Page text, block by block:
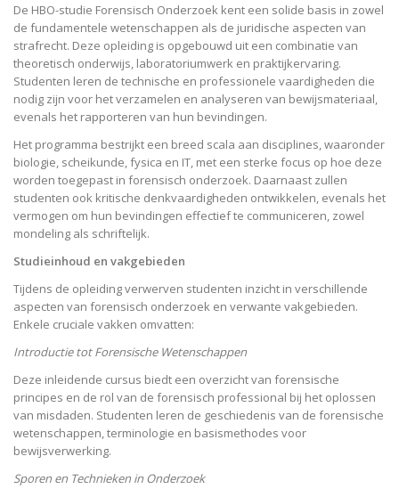
De HBO-studie Forensisch Onderzoek kent een solide basis in zowel
de fundamentele wetenschappen als de juridische aspecten van
strafrecht. Deze opleiding is opgebouwd uit een combinatie van
theoretisch onderwijs, laboratoriumwerk en praktijkervaring.
Studenten leren de technische en professionele vaardigheden die
nodig zijn voor het verzamelen en analyseren van bewijsmateriaal,
evenals het rapporteren van hun bevindingen.
Het programma bestrijkt een breed scala aan disciplines, waaronder
biologie, scheikunde, fysica en IT, met een sterke focus op hoe deze
worden toegepast in forensisch onderzoek. Daarnaast zullen
studenten ook kritische denkvaardigheden ontwikkelen, evenals het
vermogen om hun bevindingen effectief te communiceren, zowel
mondeling als schriftelijk.
Studieinhoud en vakgebieden
Tijdens de opleiding verwerven studenten inzicht in verschillende
aspecten van forensisch onderzoek en verwante vakgebieden.
Enkele cruciale vakken omvatten:
Introductie tot Forensische Wetenschappen
Deze inleidende cursus biedt een overzicht van forensische
principes en de rol van de forensisch professional bij het oplossen
van misdaden. Studenten leren de geschiedenis van de forensische
wetenschappen, terminologie en basismethodes voor
bewijsverwerking.
Sporen en Technieken in Onderzoek